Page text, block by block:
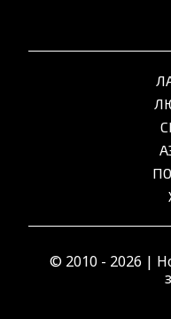
© 2010 - 2026 |